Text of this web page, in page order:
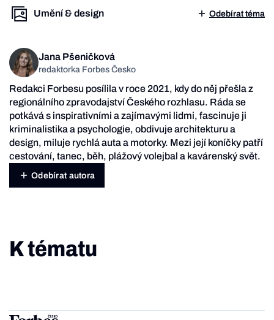
Umění & design Odebírat téma
Jana Pšeničková
redaktorka Forbes Česko
Redakci Forbesu posílila v roce 2021, kdy do něj přešla z
regionálního zpravodajství Českého rozhlasu. Ráda se
potkává s inspirativními a zajímavými lidmi, fascinuje ji
kriminalistika a psychologie, obdivuje architekturu a
design, miluje rychlá auta a motorky. Mezi její koníčky patří
cestování, tanec, běh, plážový volejbal a kavárenský svět.
Odebírat autora
K tématu